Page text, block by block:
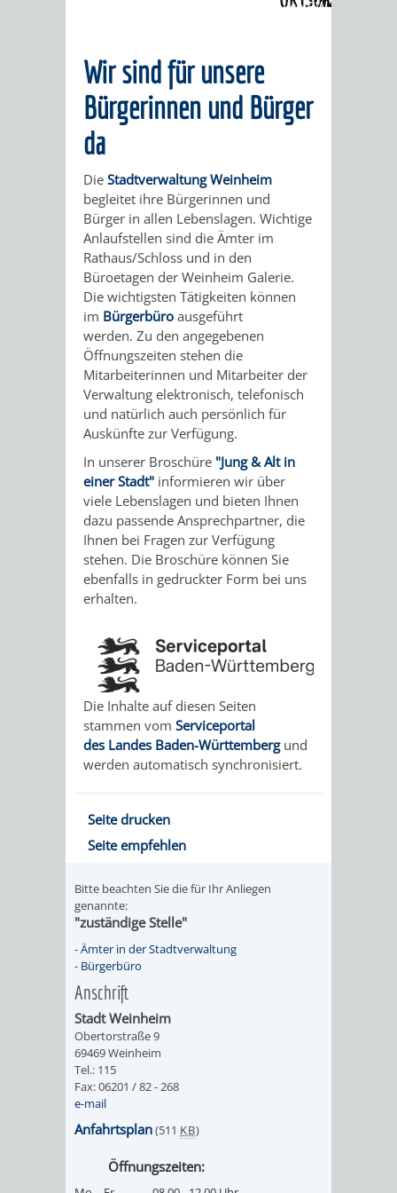
BEHÖRDENNUMMER
115
FAMILIEN
BERATUNG
HILFE
KINDER
UND
JUGENDLICHE
SENIOREN
BETREUUNG
UND
PFLEGE
FREIZEITANGEBOTE
BERATUNG
UND
HILFE
MENSCHEN
MIT
BEHINDERUNG
MENSCHEN
MIT
DEMENZ
MIGRANTEN
FLÜCHTLINGE
BAUHERREN
DENKMALSCHUTZ
AUFGABEN
DER
UNTEREN
DENKMALSCHUTZBEHÖRDE
STEUERVORTEILE
SATZUNGEN
IM
BEREICH
GENEHMIGUNGSVERFAHREN
TAG
DES
VERKAUF
STÄDTISCHER
BAUPLÄTZE
VERKAUF
LIEGENSCHAFTEN
ANTRAGSVERFAHREN
VERMIETE
DOCH
AUSSCHÜSSE
UND
AUSSCHUSS
FÜR
TECHNIK,
UMWELT
UND
STADTENTWICKLUNG
BERATUNGSERGEBNISSE
HAUPTAUSSCHUSS
KINDER-
UND
JUGENDBEIRAT
TAGESORDNUNG
/
SITZUNGSUNTERLAGEN
UMLEGUNGSAUSSCHUSS
BERATENDE
AUSSCHÜSSE
TAGESORDNUNG
STADTRECHT
RATHAUS
BÜRGERMEISTER
ÄMTER
Dienstleistungen Service BW
Wir sind für unsere
Bürgerinnen und Bürger
da
Die Stadtverwaltung Weinheim
begleitet ihre Bürgerinnen und
Bürger in allen Lebenslagen. Wichtige
Anlaufstellen sind die Ämter im
Rathaus/Schloss und in den
Büroetagen der Weinheim Galerie.
Die wichtigsten Tätigkeiten können
im Bürgerbüro ausgeführt
werden. Zu den angegebenen
Öffnungszeiten stehen die
Mitarbeiterinnen und Mitarbeiter der
Verwaltung elektronisch, telefonisch
und natürlich auch persönlich für
Auskünfte zur Verfügung.
In unserer Broschüre "Jung & Alt in
einer Stadt" informieren wir über
viele Lebenslagen und bieten Ihnen
dazu passende Ansprechpartner, die
Ihnen bei Fragen zur Verfügung
stehen. Die Broschüre können Sie
ebenfalls in gedruckter Form bei uns
erhalten.
Die Inhalte auf diesen Seiten
stammen vom Serviceportal
des Landes Baden-Württembergund
werden automatisch synchronisiert.
Seite drucken
Seite empfehlen
Bitte beachten Sie die für Ihr Anliegen
genannte:
"zuständige Stelle"
-Ämter in der Stadtverwaltung
- Bürgerbüro
Anschrift
Stadt Weinheim
Obertorstraße 9
69469 Weinheim
Tel.: 115
Fax: 06201 / 82 - 268
e-mail
Anfahrtsplan(511 KB)
Öffnungszeiten: